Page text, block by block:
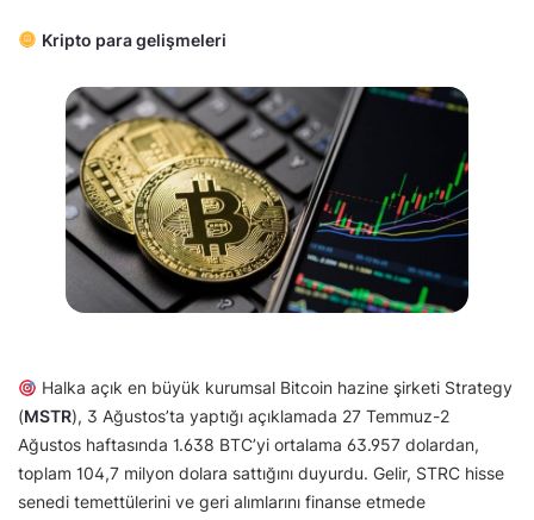
Kripto para gelişmeleri
Halka açık en büyük kurumsal Bitcoin hazine şirketi Strategy
(MSTR), 3 Ağustos’ta yaptığı açıklamada 27 Temmuz-2
Ağustos haftasında 1.638 BTC’yi ortalama 63.957 dolardan,
toplam 104,7 milyon dolara sattığını duyurdu. Gelir, STRC hisse
senedi temettülerini ve geri alımlarını finanse etmede